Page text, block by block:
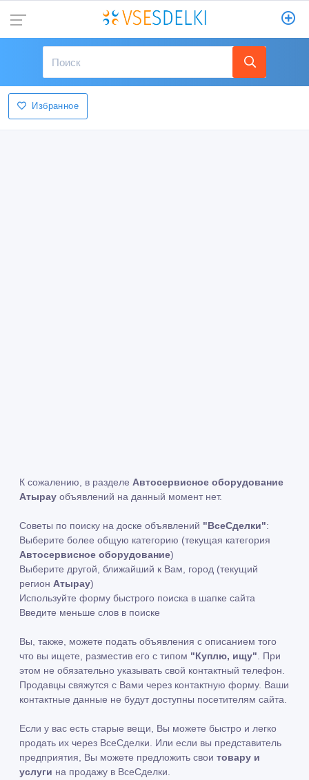
Избранное
К сожалению, в разделе Автосервисное оборудование
Атырау объявлений на данный момент нет.
Советы по поиску на доске объявлений "ВсеСделки":
Выберите более общую категорию (текущая категория
Автосервисное оборудование)
Выберите другой, ближайший к Вам, город (текущий
регион Атырау)
Используйте форму быстрого поиска в шапке сайта
Введите меньше слов в поиске
Вы, также, можете подать объявления с описанием того
что вы ищете, разместив его с типом "Куплю, ищу" . При
этом не обязательно указывать свой контактный телефон.
Продавцы свяжутся с Вами через контактную форму. Ваши
контактные данные не будут доступны посетителям сайта.
Если у вас есть старые вещи, Вы можете быстро и легко
продать их через ВсеСделки. Или если вы представитель
предприятия, Вы можете предложить свои товару и
услуги на продажу в ВсеСделки.